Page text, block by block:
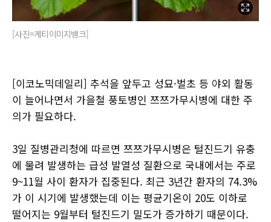
[사진=게티이미지뱅크]
[이코노믹데일리] 추석을 앞두고 성묘·벌초 등 야외 활동
이 늘어나면서 가을철 풍토병인 쯔쯔가무시병에 대한 주
의가 필요하다.
3일 질병관리청에 따르면 쯔쯔가무시병은 털진드기 유충
에 물려 발생하는 급성 발열성 질환으로 국내에서는 주로
9~11월 사이 환자가 집중된다. 최근 3년간 환자의 74.3%
가 이 시기에 발생했는데 이는 평균기온이 20도 이하로
떨어지는 9월부터 털진드기 밀도가 증가하기 때문이다.